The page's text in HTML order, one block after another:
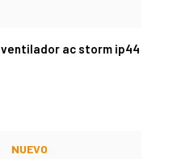
ventilador ac storm ip44
NUEVO